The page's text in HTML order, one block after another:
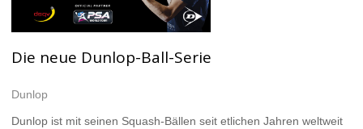
Die neue Dunlop-Ball-Serie
Dunlop
Dunlop ist mit seinen Squash-Bällen seit etlichen Jahren weltweit